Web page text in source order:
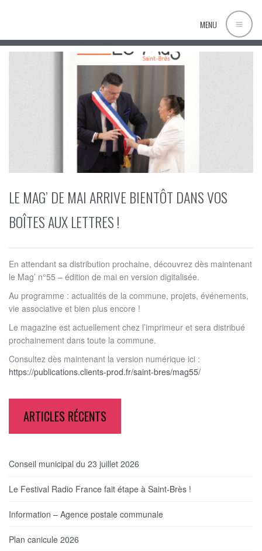
MENU
LE MAG’ DE MAI ARRIVE BIENTÔT DANS VOS
BOÎTES AUX LETTRES !
En attendant sa distribution prochaine, découvrez dès maintenant
le Mag’ n°55 – édition de mai en version digitalisée.
Au programme : actualités de la commune, projets, événements,
vie associative et bien plus encore !
Le magazine est actuellement chez l’imprimeur et sera distribué
prochainement dans toute la commune.
Consultez dès maintenant la version numérique ici :
https://publications.clients-prod.fr/saint-bres/mag55/
ARTICLES RÉCENTS
Conseil municipal du 23 juillet 2026
Le Festival Radio France fait étape à Saint-Brès !
Information – Agence postale communale
Plan canicule 2026